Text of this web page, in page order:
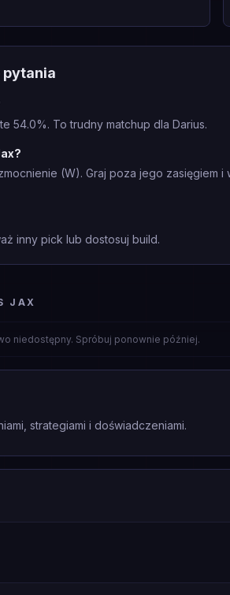
pytania
54.0%. To trudny matchup dla Darius.
(W). Graj poza jego zasięgiem
inny pick lub dostosuj build.
JAX
niedostępny. Spróbuj ponownie później.
strategiami i doświadczeniami.